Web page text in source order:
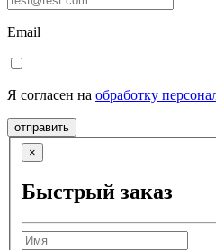
Email
Я согласен на обработку
отправить
×
Быстрый заказ